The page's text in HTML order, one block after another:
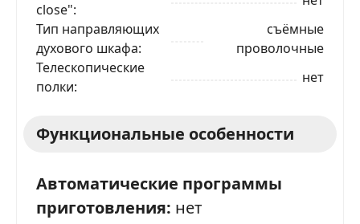
close"
Тип направляющих
духового шкафа
съёмные
проволочные
Телескопические
полки
нет
Функциональные особенности
Автоматические программы
приготовления: нет
ЗАКАЗАТЬ В 1 КЛИК
Я даю согласие на обработку моих персональных
данных в соответствииС ПРАВИЛАМИ